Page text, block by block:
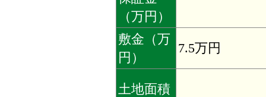
（万円）
敷金（万
円）
7.5万円
土地面積